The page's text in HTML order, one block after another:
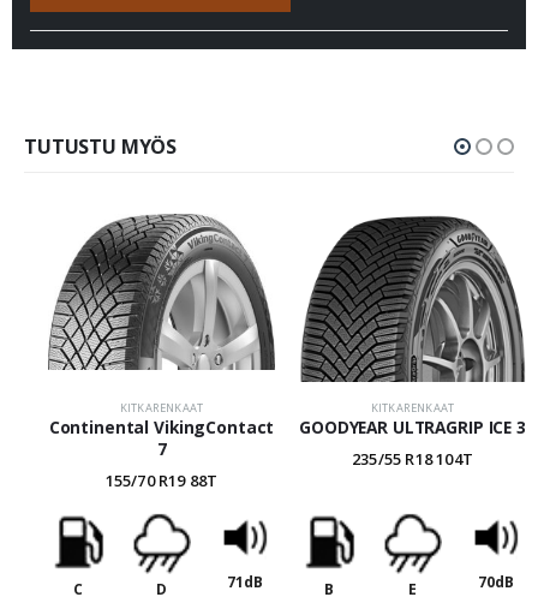
TUTUSTU MYÖS
KITKARENKAAT
Continental VikingContact
7
155/70 R19 88T
C D 71dB
KITKARENKAAT
GOODYEAR ULTRAGRIP ICE 3
235/55 R18 104T
B E 70dB